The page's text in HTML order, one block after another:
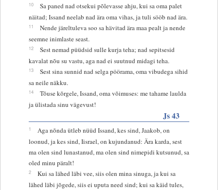
10
Sa paned nad otsekui põlevasse ahju, kui sa oma palet
näitad; Issand neelab nad ära oma vihas, ja tuli sööb nad ära.
11
Nende järeltuleva soo sa hävitad ära maa pealt ja nende
seemne inimlaste seast.
12
Sest nemad püüdsid sulle kurja teha; nad sepitsesid
kavalat nõu su vastu, aga nad ei suutnud midagi teha.
13
Sest sina sunnid nad selga pöörama, oma vibudega sihid
sa neile näkku.
14
Tõuse kõrgele, Issand, oma võimuses: me tahame laulda
ja ülistada sinu vägevust!
Js 43
1
Aga nõnda ütleb nüüd Issand, kes sind, Jaakob, on
loonud, ja kes sind, Iisrael, on kujundanud: Ära karda, sest
ma olen sind lunastanud, ma olen sind nimepidi kutsunud, sa
oled minu päralt!
2
Kui sa lähed läbi vee, siis olen mina sinuga, ja kui sa
lähed läbi jõgede, siis ei uputa need sind; kui sa käid tules,